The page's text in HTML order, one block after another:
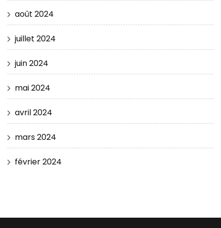
août 2024
juillet 2024
juin 2024
mai 2024
avril 2024
mars 2024
février 2024